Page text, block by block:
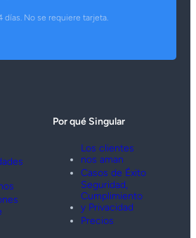
días. No se requiere tarjeta.
Por qué Singular
Los clientes
nos aman
Casos de Éxito
Seguridad,
Cumplimiento
y Privacidad
Precios